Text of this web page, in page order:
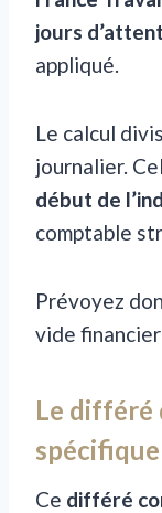
jours
appliqué.
Le calcul
journalier.
début de
comptable
Prévoyez
vide
Le différé
spécifique
Ce différé